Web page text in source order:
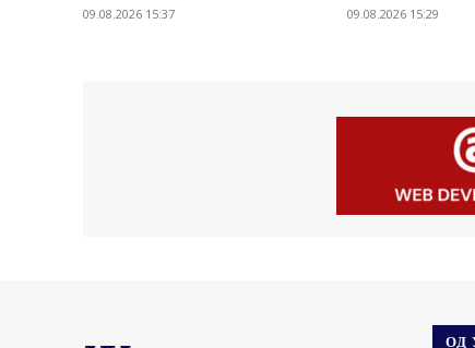
09.08.2026 15:37 09.08.2026 15:29
ОД